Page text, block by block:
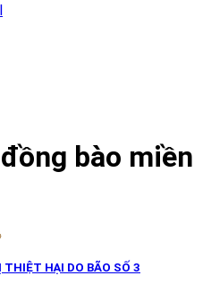
bào miền
THIỆT HẠI DO BÃO SỐ 3